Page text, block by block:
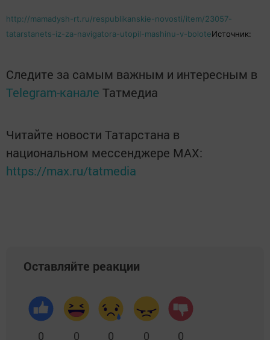
http://mamadysh-rt.ru/respublikanskie-novosti/item/23057-
tatarstanets-iz-za-navigatora-utopil-mashinu-v-boloteИсточник:
Следите за самым важным и интересным в
Telegram-канале Татмедиа
Читайте новости Татарстана в
национальном мессенджере MАХ:
https://max.ru/tatmedia
Оставляйте реакции
0 0 0 0 0